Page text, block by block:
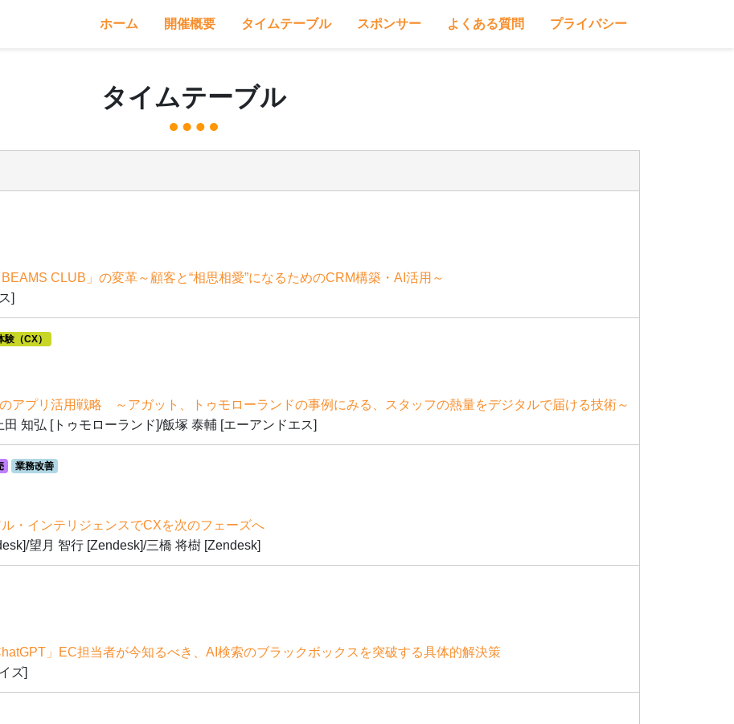
ホーム 開催概要 タイムテーブル スポンサー よくある質問 プライバシー
タイムテーブル
CLUB」の変革～顧客と“相思相愛”になるためのCRM構築・AI活用～
]
験（CX）
アプリ活用戦略 ～アガット、トゥモローランドの事例にみる、スタッフの熱量をデジタルで届ける技術～
田 知弘 [トゥモローランド]/飯塚 泰輔 [エーアンドエス]
業務改善
・インテリジェンスでCXを次のフェーズへ
望月 智行 [Zendesk]/三橋 将樹 [Zendesk]
」EC担当者が今知るべき、AI検索のブラックボックスを突破する具体的解決策
ズ]